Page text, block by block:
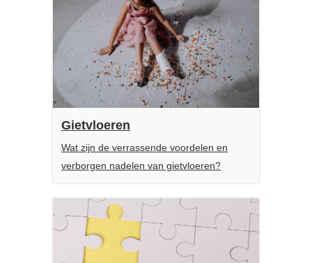
Gietvloeren
Wat zijn de verrassende voordelen en
verborgen nadelen van gietvloeren?